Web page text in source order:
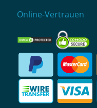
Online-Vertrauen